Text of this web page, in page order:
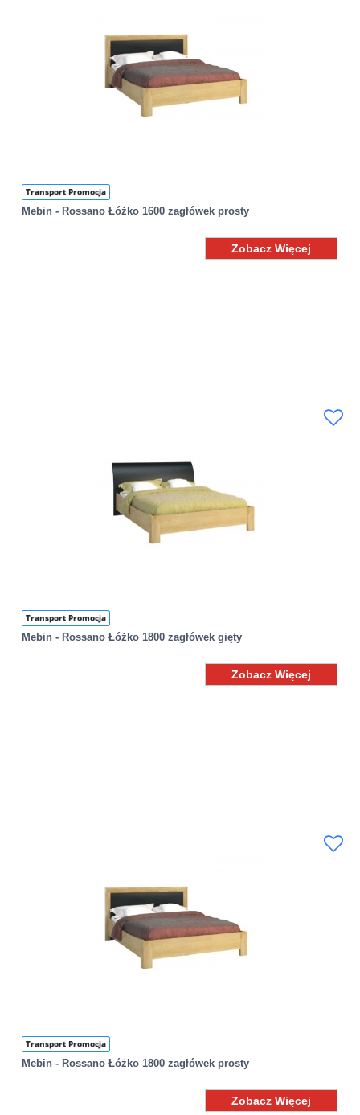
Transport Promocja
Mebin - Rossano Łóżko 1600 zagłówek prosty
Zobacz Więcej
Transport Promocja
Mebin - Rossano Łóżko 1800 zagłówek gięty
Zobacz Więcej
Transport Promocja
Mebin - Rossano Łóżko 1800 zagłówek prosty
Zobacz Więcej